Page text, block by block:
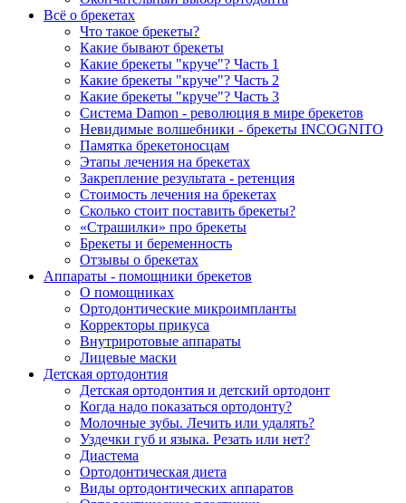
Всё о брекетах
Что такое брекеты?
Какие бывают брекеты
Какие брекеты "круче"? Часть 1
Какие брекеты "круче"? Часть 2
Какие брекеты "круче"? Часть 3
Система Damon - революция в мире брекетов
Невидимые волшебники - брекеты INCOGNITO
Памятка брекетоносцам
Этапы лечения на брекетах
Закрепление результата - ретенция
Стоимость лечения на брекетах
Сколько стоит поставить брекеты?
«Страшилки» про брекеты
Брекеты и беременность
Отзывы о брекетах
Аппараты - помощники брекетов
О помощниках
Ортодонтические микроимпланты
Корректоры прикуса
Внутриротовые аппараты
Лицевые маски
Детская ортодонтия
Детская ортодонтия и детский ортодонт
Когда надо показаться ортодонту?
Молочные зубы. Лечить или удалять?
Уздечки губ и языка. Резать или нет?
Диастема
Ортодонтическая диета
Виды ортодонтических аппаратов